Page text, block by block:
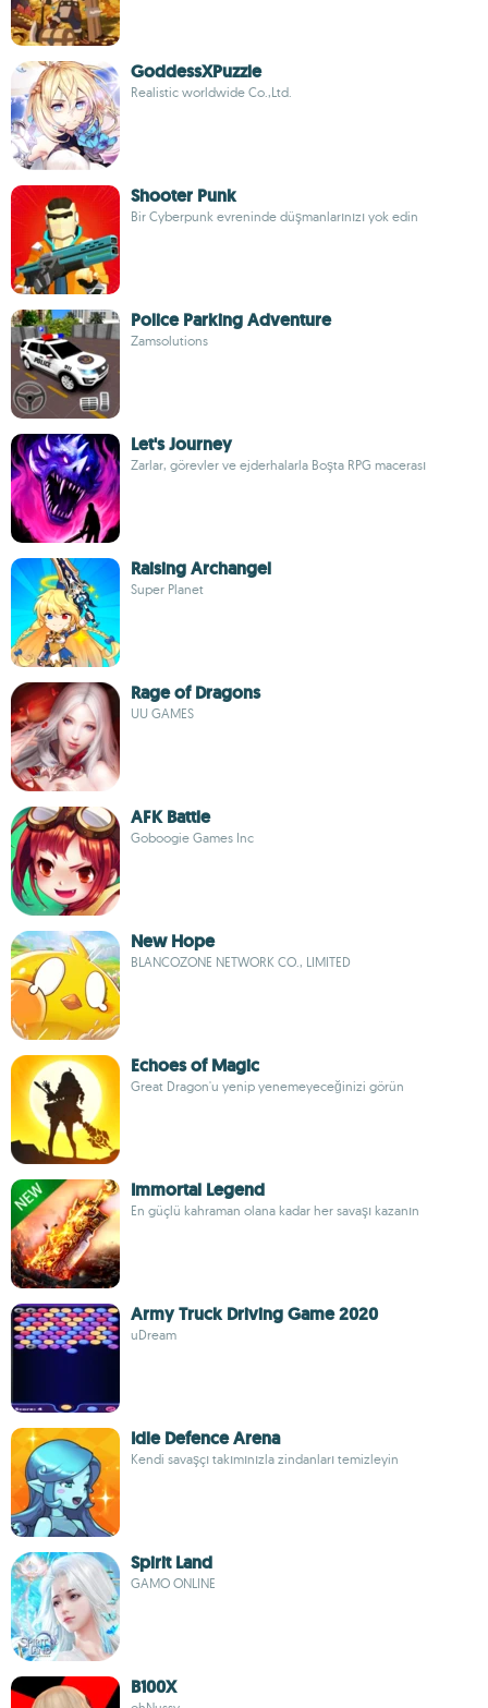
GoddessXPuzzle
Realistic worldwide Co.,Ltd.
Shooter Punk
Bir Cyberpunk evreninde düşmanlarınızı yok edin
Police Parking Adventure
Zamsolutions
Let's Journey
Zarlar, görevler ve ejderhalarla Boşta RPG macerası
Raising Archangel
Super Planet
Rage of Dragons
UU GAMES
AFK Battle
Goboogie Games Inc
New Hope
BLANCOZONE NETWORK CO., LIMITED
Echoes of Magic
Great Dragon'u yenip yenemeyeceğinizi görün
Immortal Legend
En güçlü kahraman olana kadar her savaşı kazanın
Army Truck Driving Game 2020
uDream
Idle Defence Arena
Kendi savaşçı takımınızla zindanları temizleyin
Spirit Land
GAMO ONLINE
B100X